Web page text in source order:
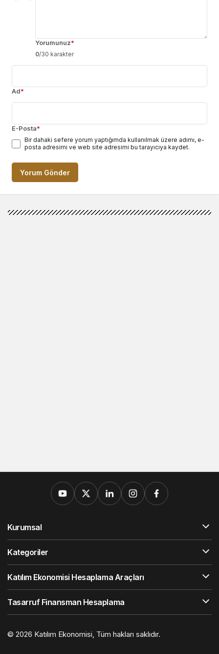
Yorumunuz*
0/30 karakter
Ad*
E-Posta*
Bir dahaki sefere yorum yaptığımda kullanılmak üzere adımı, e-
posta adresimi ve web site adresimi bu tarayıcıya kaydet.
Yorum Gönder
Kurumsal
Kategoriler
Katılım Ekonomisi Hesaplama Araçları
Tasarruf Finansman Hesaplama
© 2026 Katılım Ekonomisi, Tüm hakları saklıdır.